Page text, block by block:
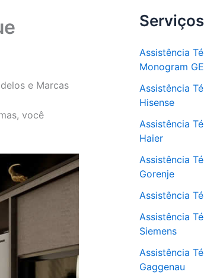
e Marcas
você
Serviços
Assistência
Monogram GE
Assistência
Hisense
Assistência
Haier
Assistência
Gorenje
Assistência
Assistência
Siemens
Assistência
Gaggenau